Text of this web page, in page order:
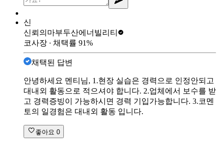
신
신뢰의마부두산에너빌리티
코사장 ∙ 채택률 91%
채택된 답변
안녕하세요 멘티님, 1.현장 실습은 경력으로 인정안되고
대내외 활동으로 적으셔야 합니다. 2.업체에서 보수를 받
고 경력증빙이 가능하시면 경력 기입가능합니다. 3.코멘
토의 일경험은 대내외 활동 입니다.
좋아요 0